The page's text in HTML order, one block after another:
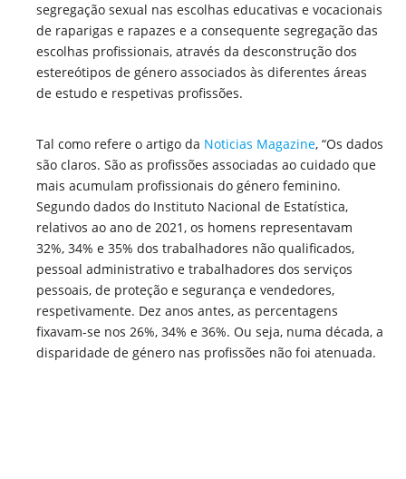
segregação sexual nas escolhas educativas e vocacionais
de raparigas e rapazes e a consequente segregação das
escolhas profissionais, através da desconstrução dos
estereótipos de género associados às diferentes áreas
de estudo e respetivas profissões.
Tal como refere o artigo da Noticias Magazine, “Os dados
são claros. São as profissões associadas ao cuidado que
mais acumulam profissionais do género feminino.
Segundo dados do Instituto Nacional de Estatística,
relativos ao ano de 2021, os homens representavam
32%, 34% e 35% dos trabalhadores não qualificados,
pessoal administrativo e trabalhadores dos serviços
pessoais, de proteção e segurança e vendedores,
respetivamente. Dez anos antes, as percentagens
fixavam-se nos 26%, 34% e 36%. Ou seja, numa década, a
disparidade de género nas profissões não foi atenuada.